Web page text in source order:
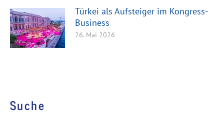
Türkei als Aufsteiger im Kongress-
Business
26. Mai 2026
Suche